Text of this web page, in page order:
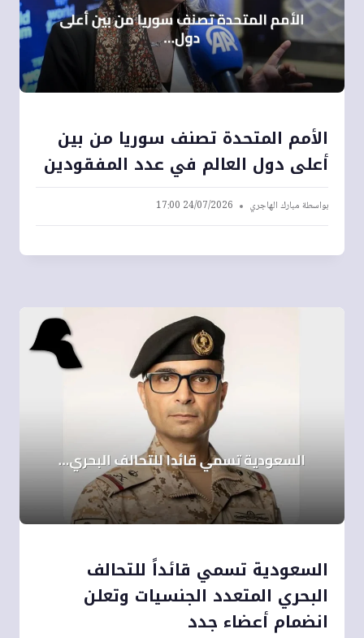
الأمم المتحدة تصنف سوريا من بين
أعلى دول العالم في عدد المفقودين
بواسطةمبارك الهاجري 24/07/2026 17:00
السعودية تسمي قائداً للتحالف
البحري المتعدد الجنسيات وتعلن
انضمام أعضاء جدد